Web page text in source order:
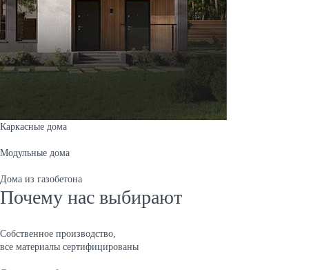
Каркасные дома
Модульные дома
Дома из газобетона
Почему нас выбирают
Собственное производство,
все материалы сертифицированы